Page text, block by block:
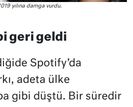
yılına damga vurdu.
geri geldi
Spotify’da
adeta ülke
gibi düştü. Bir süredir